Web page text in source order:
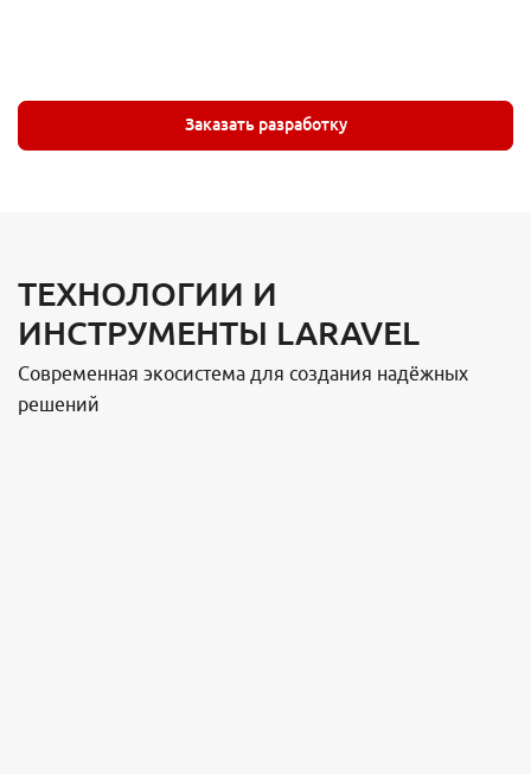
Заказать разработку
ТЕХНОЛОГИИ И
ИНСТРУМЕНТЫ LARAVEL
Современная экосистема для создания надёжных
решений